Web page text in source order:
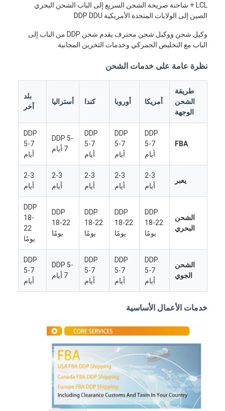
منزل
المنتجات
LCL + شاحنة صريحة الشحن السريع إلى الباب الشحن البحري
الصين إلى الولايات المتحدة الأمريكية DDP DDU
وكيل شحن ووكيل شحن محترف يقدم شحن DDP من الباب إلى
الباب مع التخليص الجمركي وخدمات التخزين المجانية.
نظرة عامة على خدمات الشحن
طريقة
الشحن
الوجهة
أمريكا أوروبا كندا أستراليا
بلد
آخر
FBA
DDP
5-7
أيام
DDP
5-7
أيام
DDP
5-7
أيام
DDP 5-
7 أيام
DDP
5-7
أيام
يعبر
2-3
أيام
2-3
أيام
2-3
أيام
2-3
أيام
2-3
أيام
الشحن
البحري
DDP
18-22
يومًا
DDP
18-22
يومًا
DDP
18-22
يومًا
DDP
18-22
يومًا
DDP
18-
22
يومًا
الشحن
الجوي
DDP
5-7
أيام
DDP
5-7
أيام
DDP
5-7
أيام
DDP 5-
7 أيام
DDP
5-7
أيام
خدمات الأعمال الأساسية